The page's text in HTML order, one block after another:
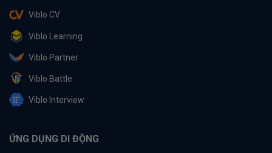
Viblo CV
Viblo Learning
Viblo Partner
Viblo Battle
Viblo Interview
ỨNG DỤNG DI ĐỘNG